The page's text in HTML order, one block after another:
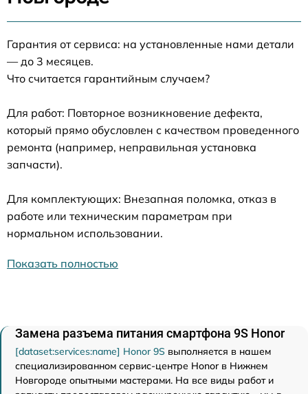
Гарантия от сервиса: на установленные нами детали
— до 3 месяцев.
Что считается гарантийным случаем?
Для работ: Повторное возникновение дефекта,
который прямо обусловлен с качеством проведенного
ремонта (например, неправильная установка
запчасти).
Для комплектующих: Внезапная поломка, отказ в
работе или техническим параметрам при
нормальном использовании.
Показать полностью
Замена разъема питания смартфона 9S Honor
[dataset:services:name] Honor 9S выполняется в нашем
специализированном сервис-центре Honor в Нижнем
Новгороде опытными мастерами. На все виды работ и